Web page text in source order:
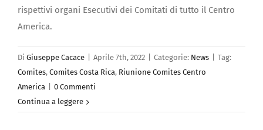
rispettivi organi Esecutivi dei Comitati di tutto il Centro
America.
Di Giuseppe Cacace Aprile 7th, 2022 Categorie: News
Tag:
Comites, Comites Costa Rica, Riunione Comites Centro
America
0 Commenti
Continua a leggere